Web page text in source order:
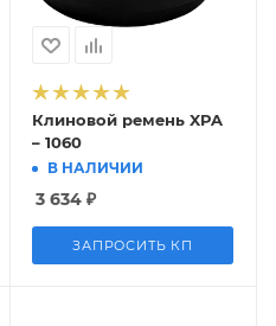
Клиновой ремень XPA
– 1060
В НАЛИЧИИ
3 634 ₽
ЗАПРОСИТЬ КП